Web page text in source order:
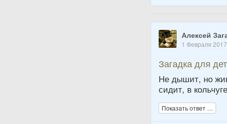
Алексей
1 Февраля 2017
Загадка для
Не дышит, но
сидит, в
Показать ответ …